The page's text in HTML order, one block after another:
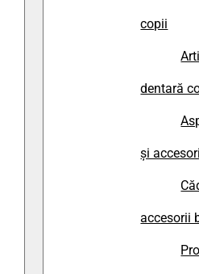
copii
dentară
și
accesorii